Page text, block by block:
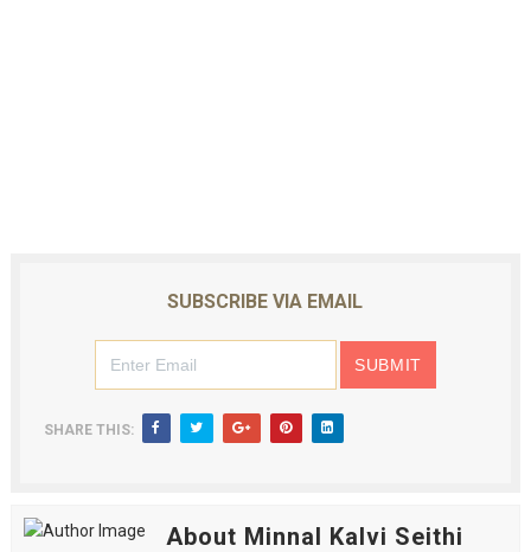
SUBSCRIBE VIA EMAIL
SHARE THIS:
About Minnal Kalvi Seithi